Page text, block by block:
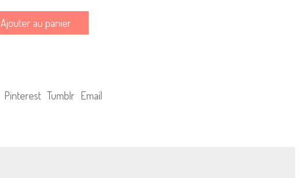
Ajouter au panier
Pinterest Tumblr Email